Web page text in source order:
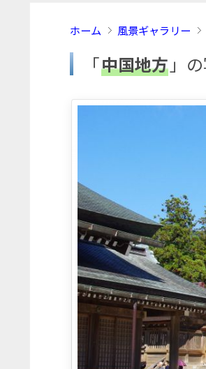
ホーム 風景ギャラリー
「中国地方 」